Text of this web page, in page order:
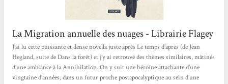
La Migration annuelle des nuages - Librairie Flagey
J’ai lu cette puissante et dense novella juste après Le temps d’après (de Jean
Hegland, suite de Dans la forêt) et j’y ai retrouvé des thèmes similaires, mâtinés
d’une ambiance à la Annihilation. On y suit une héroïne attachante d’une
vingtaine d’années, dans un futur proche postapocalyptique au sein d’une